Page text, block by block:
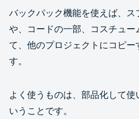
バックパック機能を使えば、ス
や、コードの一部、コスチュー
て、他のプロジェクトにコピー
す。
よく使うものは、部品化して使
いうことです。